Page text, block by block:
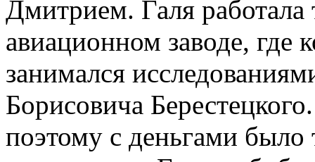
Дмитрием. Галя
авиационном заводе, где
занимался
Борисовича
поэтому с деньгами